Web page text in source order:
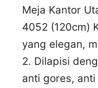
Meja Kantor
4052 (120cm)
yang elegan,
2. Dilapisi
anti gores,